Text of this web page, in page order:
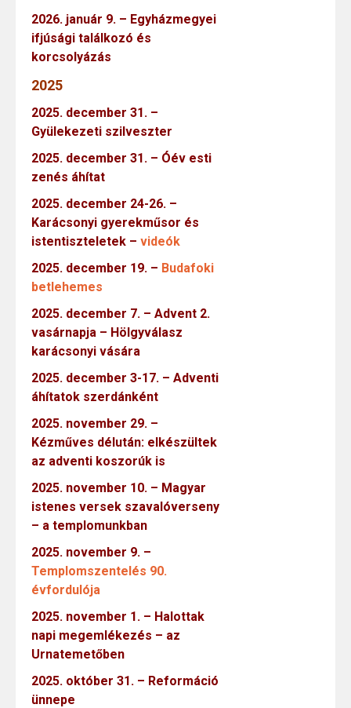
2026. január 9. – Egyházmegyei
ifjúsági találkozó és
korcsolyázás
2025
2025. december 31. –
Gyülekezeti szilveszter
2025. december 31. – Óév esti
zenés áhítat
2025. december 24-26. –
Karácsonyi gyerekműsor és
istentiszteletek – videók
2025. december 19. – Budafoki
betlehemes
2025. december 7. – Advent 2.
vasárnapja – Hölgyválasz
karácsonyi vására
2025. december 3-17. – Adventi
áhítatok szerdánként
2025. november 29. –
Kézműves délután: elkészültek
az adventi koszorúk is
2025. november 10. – Magyar
istenes versek szavalóverseny
– a templomunkban
2025. november 9. –
Templomszentelés 90.
évfordulója
2025. november 1. – Halottak
napi megemlékezés – az
Urnatemetőben
2025. október 31. – Reformáció
ünnepe